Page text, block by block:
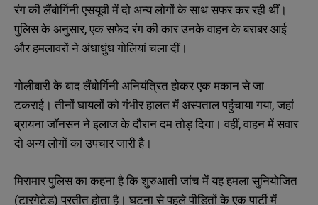
रंग की लैंबोर्गिनी एसयूवी में दो अन्य लोगों के साथ सफर कर रही थीं।
पुलिस के अनुसार, एक सफेद रंग की कार उनके वाहन के बराबर आई
और हमलावरों ने अंधाधुंध गोलियां चला दीं।
गोलीबारी के बाद लैंबोर्गिनी अनियंत्रित होकर एक मकान से जा
टकराई। तीनों घायलों को गंभीर हालत में अस्पताल पहुंचाया गया, जहां
ब्रायना जॉनसन ने इलाज के दौरान दम तोड़ दिया। वहीं, वाहन में सवार
दो अन्य लोगों का उपचार जारी है।
मिरामार पुलिस का कहना है कि शुरुआती जांच में यह हमला सुनियोजित
(टारगेटेड) प्रतीत होता है। घटना से पहले पीड़ितों के एक पार्टी में